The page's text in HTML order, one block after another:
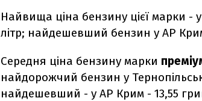
Найвища ціна бензину цієї марки -
літр; найдешевший бензин у АР Крим
Середня ціна бензину марки
найдорожчий бензин у
найдешевший - у АР Крим - 13,55